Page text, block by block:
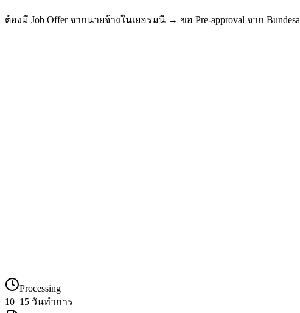
ต้องมี Job Offer จากนายจ้างในเยอรมนี → ขอ Pre-approval จาก
Processing
10–15 วันทำการ